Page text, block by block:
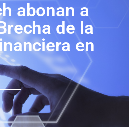
abonan a
de la
en